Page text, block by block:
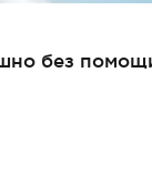
без